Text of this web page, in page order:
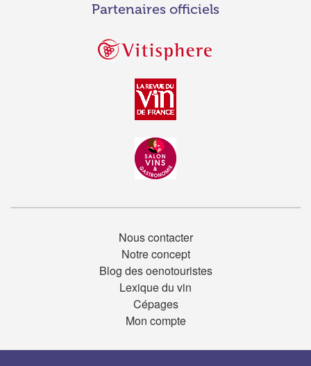
Partenaires officiels
Nous contacter
Notre concept
Blog des oenotouristes
Lexique du vin
Cépages
Mon compte